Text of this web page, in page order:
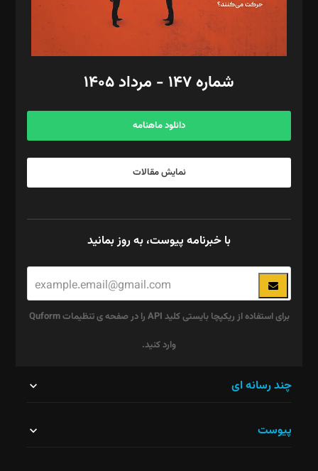
گرافیک و صفحه‌آرایی: سید‌سبحان‌علی ثابت
مد‌یر توسعه تجاری: کامبیز برید‌
امور مالی: شاپور رهبری، محمد‌ کاظمی‌نیا
آگهی و مشترکین: ۰۹۱۹۹۹۹۰۴۵۴
شماره ۱۴۷ - مرداد ۱۴۰۵
دانلود ماهنامه
نمایش مقالات
با خبرنامه پیوست، به روز بمانید
برای استفاده از ریکپچا بایستی کلید API را در صفحه ی تنظیمات Quform
وارد کنید.
نباید
چند رسانه ای
پیوست